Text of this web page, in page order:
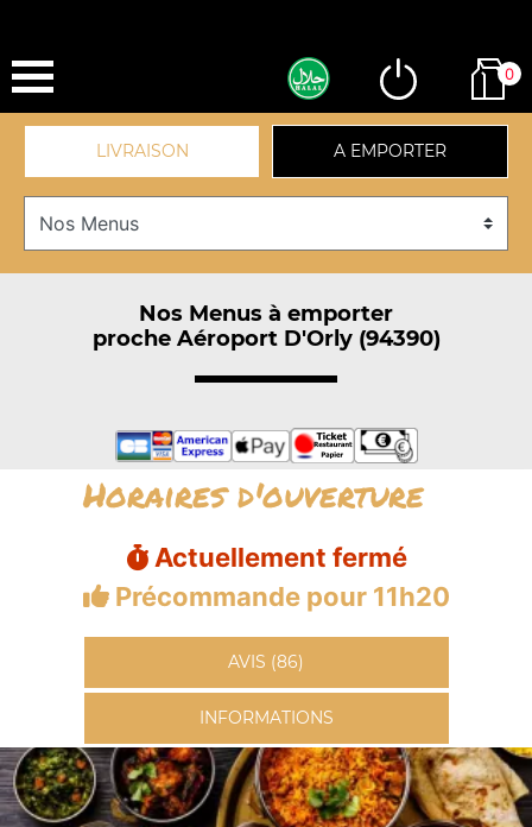
0
LIVRAISON A EMPORTER
Nos Menus à emporter
proche Aéroport D'Orly (94390)
Horaires d'ouverture
Actuellement fermé
Précommande pour 11h20
AVIS (86)
INFORMATIONS